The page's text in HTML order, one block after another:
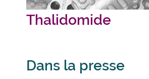
Thalidomide
Dans la presse